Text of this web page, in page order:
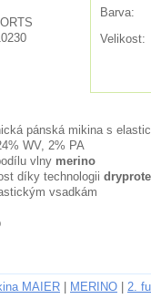
Barva:
Velikost:
pánská mikina s
WV, 2% PA
vlny merino
díky technologii
vsadkám
MAIER MERINO 2.